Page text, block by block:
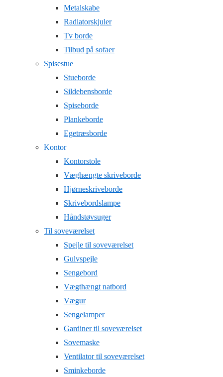
Metalskabe
Radiatorskjuler
Tv borde
Tilbud på sofaer
Spisestue
Stueborde
Sildebensborde
Spiseborde
Plankeborde
Egetræsborde
Kontor
Kontorstole
Væghængte skriveborde
Hjørneskriveborde
Skrivebordslampe
Håndstøvsuger
Til soveværelset
Spejle til soveværelset
Gulvspejle
Sengebord
Vægthængt natbord
Vægur
Sengelamper
Gardiner til soveværelset
Sovemaske
Ventilator til soveværelset
Sminkeborde